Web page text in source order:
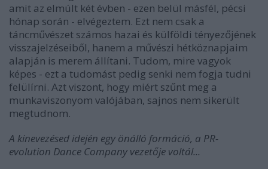
amit az elmúlt két évben - ezen belül másfél, pécsi
hónap során - elvégeztem. Ezt nem csak a
táncművészet számos hazai és külföldi tényezőjének
visszajelzéseiből, hanem a művészi hétköznapjaim
alapján is merem állítani. Tudom, mire vagyok
képes - ezt a tudomást pedig senki nem fogja tudni
felülírni. Azt viszont, hogy miért szűnt meg a
munkaviszonyom valójában, sajnos nem sikerült
megtudnom.
A kinevezésed idején egy önálló formáció, a PR-
evolution Dance Company vezetője voltál...